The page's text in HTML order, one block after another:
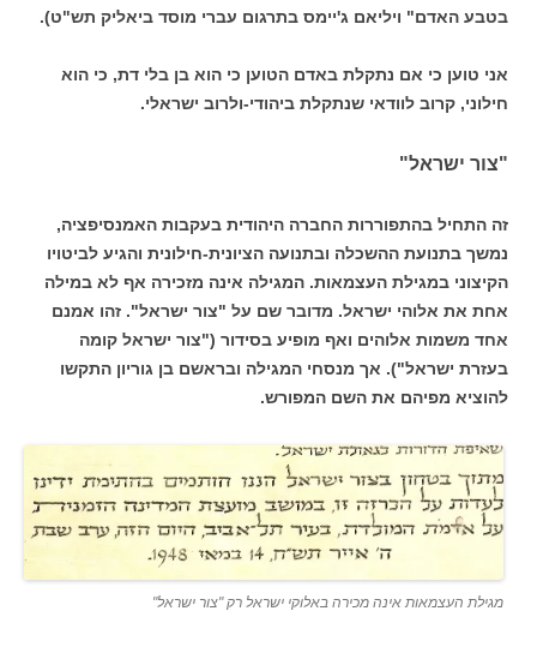
בטבע האדם" ויליאם ג'יימס בתרגום עברי מוסד ביאליק תש"ט).
אני טוען כי אם נתקלת באדם הטוען כי הוא בן בלי דת, כי הוא
חילוני, קרוב לוודאי שנתקלת ביהודי-ולרוב ישראלי.
"צור ישראל"
זה התחיל בהתפוררות החברה היהודית בעקבות האמנסיפציה,
נמשך בתנועת ההשכלה ובתנועה הציונית-חילונית והגיע לביטויו
הקיצוני במגילת העצמאות. המגילה אינה מזכירה אף לא במילה
אחת את אלוהי ישראל. מדובר שם על "צור ישראל". זהו אמנם
אחד משמות אלוהים ואף מופיע בסידור ("צור ישראל קומה
בעזרת ישראל"). אך מנסחי המגילה ובראשם בן גוריון התקשו
להוציא מפיהם את השם המפורש.
מגילת העצמאות אינה מכירה באלוקי ישראל רק "צור ישראל"